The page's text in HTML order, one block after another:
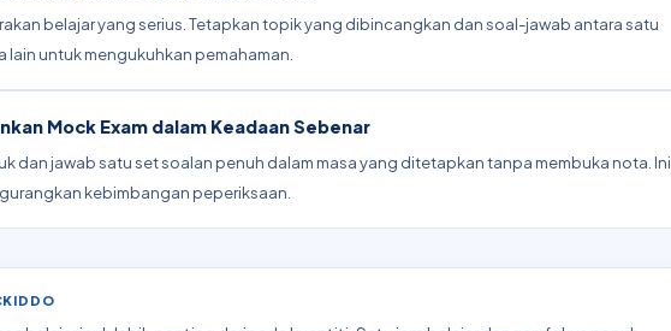
rakan belajar yang serius. Tetapkan topik yang dibincangkan dan soal-jawab antara satu
lain untuk mengukuhkan pemahaman.
Mock Exam dalam Keadaan Sebenar
dan jawab satu set soalan penuh dalam masa yang ditetapkan tanpa membuka nota. Ini
kebimbangan peperiksaan.